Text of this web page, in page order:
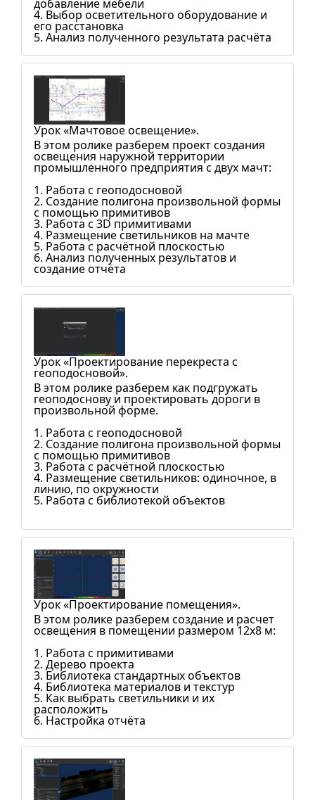
добавление мебели
4. Выбор осветительного оборудование и
его расстановка
5. Анализ полученного результата расчёта
Урок «Мачтовое освещение».
В этом ролике разберем проект создания
освещения наружной территории
промышленного предприятия с двух мачт:
1. Работа с геоподосновой
2. Создание полигона произвольной формы
с помощью примитивов
3. Работа с 3D примитивами
4. Размещение светильников на мачте
5. Работа с расчётной плоскостью
6. Анализ полученных результатов и
создание отчёта
Урок «Проектирование перекреста с
геоподосновой».
В этом ролике разберем как подгружать
геоподоснову и проектировать дороги в
произвольной форме.
1. Работа с геоподосновой
2. Создание полигона произвольной формы
с помощью примитивов
3. Работа с расчётной плоскостью
4. Размещение светильников: одиночное, в
линию, по окружности
5. Работа с библиотекой объектов
Урок «Проектирование помещения».
В этом ролике разберем создание и расчет
освещения в помещении размером 12х8 м:
1. Работа с примитивами
2. Дерево проекта
3. Библиотека стандартных объектов
4. Библиотека материалов и текстур
5. Как выбрать светильники и их
расположить
6. Настройка отчёта